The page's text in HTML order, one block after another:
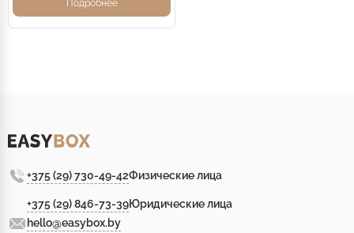
Подробнее
+375 (29) 730-49-42Физические лица
+375 (29) 846-73-39Юридические лица
hello@easybox.by